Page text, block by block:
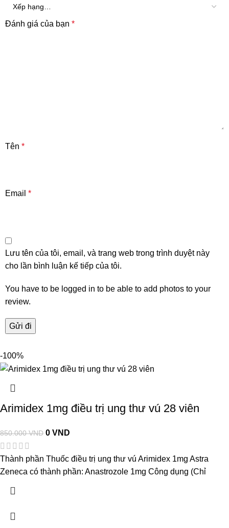
Đánh giá của bạn*
Tên*
Email*
Lưu tên của tôi, email, và trang web trong trình duyệt này
cho lần bình luận kế tiếp của tôi.
You have to be logged in to be able to add photos to your
review.
-100%
Arimidex 1mg điều trị ung thư vú 28 viên
850.000VND 0VND
Thành phần Thuốc điều trị ung thư vú Arimidex 1mg Astra
Zeneca có thành phần: Anastrozole 1mg Công dụng (Chỉ